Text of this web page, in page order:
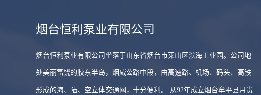
烟台恒利泵业有限公司
烟台恒利泵业有限公司坐落于山东省烟台市莱山区滨海工业园。公司地
处美丽富饶的胶东半岛，烟威公路中段，由高速路、机场、码头、高铁
形成的海、陆、空立体交通网，十分便利。 从92年成立烟台牟平县月贵